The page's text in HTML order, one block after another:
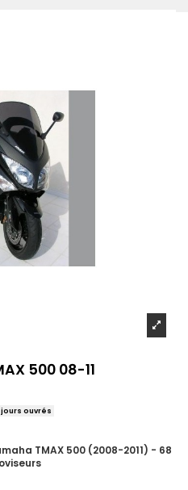
500 08-11
ouvrés
TMAX 500 (2008-2011) - 68